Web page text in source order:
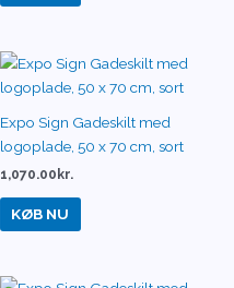
Expo Sign Gadeskilt med
logoplade, 50 x 70 cm, sort
1,070.00 kr.
KØB NU